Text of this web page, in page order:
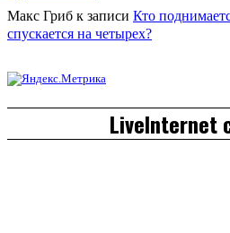
Макс Гриб к записи Кто
спускается на четырех?
LiveInternet